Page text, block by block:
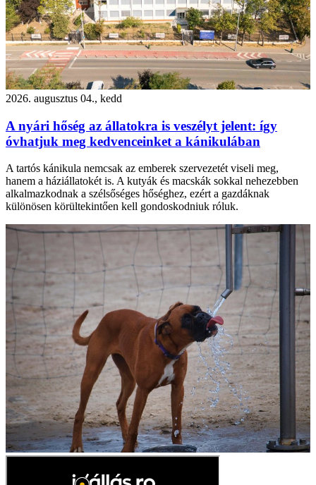
2026. augusztus 04., kedd
A nyári hőség az állatokra is veszélyt jelent: így
óvhatjuk meg kedvenceinket a kánikulában
A tartós kánikula nemcsak az emberek szervezetét viseli meg,
hanem a háziállatokét is. A kutyák és macskák sokkal nehezebben
alkalmazkodnak a szélsőséges hőséghez, ezért a gazdáknak
különösen körültekintően kell gondoskodniuk róluk.